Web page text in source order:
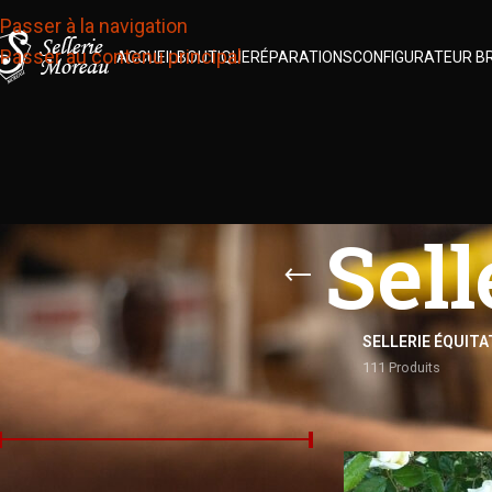
Passer à la navigation
Passer au contenu principal
ACCUEILBOUTIQUERÉPARATIONSCONFIGURATEUR
SELLERIE
111 Produits
FILTRER PAR PRIX